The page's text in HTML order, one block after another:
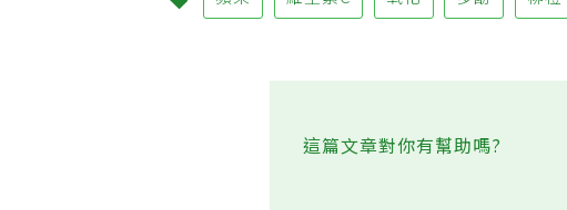
蘋果 維生素C 氧化 多酚 柳橙
這篇文章對你有幫助嗎?